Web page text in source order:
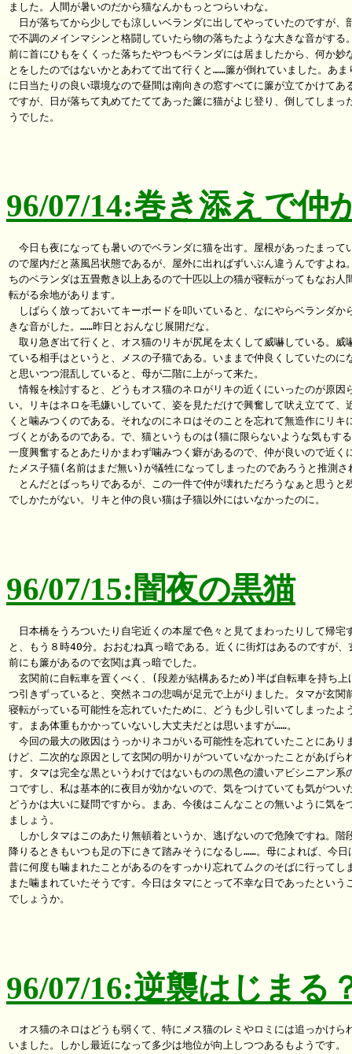
ました。人間が暑いのだから猫なんかもっとつらいわな。
日が落ちてから少しでも涼しいベランダに出してやっていたのですが、
で不調のメインマシンと格闘していたら物の落ちたような大きな音がする
前に首にひもをくくった落ちたやつもベランダには居ましたから、何か妙
とをしたのではないかとあわてて出て行くと……簾が倒れていました。あま
に日当たりの良い環境なので昼間は南向きの窓すべてに簾が立てかけてあ
ですが、日が落ちて丸めてたててあった簾に猫がよじ登り、倒してしまっ
うでした。
96/07/14:巻き添えで仲
今日も夜になっても暑いのでベランダに猫を出す。屋根があったまって
ので屋内だと蒸風呂状態であるが、屋外に出ればずいぶん違うんですよね
ちのベランダは五畳敷き以上あるので十匹以上の猫が寝転がってもなお人
転がる余地があります。
しばらく放っておいてキーボードを叩いていると、なにやらベランダか
きな音がした。……昨日とおんなじ展開だな。
取り急ぎ出て行くと、オス猫のリキが尻尾を太くして威嚇している。威
ている相手はというと、メスの子猫である。いままで仲良くしていたのに
と思いつつ混乱していると、母が二階に上がって来た。
情報を検討すると、どうもオス猫のネロがリキの近くにいったのが原因
い。リキはネロを毛嫌いしていて、姿を見ただけで興奮して吠え立てて、
くと噛みつくのである。それなのにネロはそのことを忘れて無造作にリキ
づくとがあるのである。で、猫というものは(猫に限らないような気もす
一度興奮するとあたりかまわず噛みつく癖があるので、仲が良いので近く
たメス子猫(名前はまだ無い)が犠牲になってしまったのであろうと推測さ
とんだとばっちりであるが、この一件で仲が壊れただろうなぁと思うと
でしかたがない。リキと仲の良い猫は子猫以外にはいなかったのに。
96/07/15:闇夜の黒猫
日本橋をうろついたり自宅近くの本屋で色々と見てまわったりして帰宅
と、もう８時40分。おおむね真っ暗である。近くに街灯はあるのですが、
前にも簾があるので玄関は真っ暗でした。
玄関前に自転車を置くべく、(段差が結構あるため)半ば自転車を持ち上
つ引きずっていると、突然ネコの悲鳴が足元で上がりました。タマが玄関
寝転がっている可能性を忘れていたために、どうも少し引いてしまったよ
す。まあ体重もかかっていないし大丈夫だとは思いますが……。
今回の最大の敗因はうっかりネコがいる可能性を忘れていたことにあり
けど、二次的な原因として玄関の明かりがついていなかったことがあげら
す。タマは完全な黒というわけではないものの黒色の濃いアビシニアン系
コですし、私は基本的に夜目が効かないので、気をつけていても気がつい
どうかは大いに疑問ですから。まあ、今後はこんなことの無いように気を
ましょう。
しかしタマはこのあたり無頓着というか、逃げないので危険ですね。階
降りるときもいつも足の下にきて踏みそうになるし……。母によれば、今日
昔に何度も噛まれたことがあるのをすっかり忘れてムクのそばに行ってし
また噛まれていたそうです。今日はタマにとって不幸な日であったという
でしょうか。
96/07/16:逆襲はじまる
オス猫のネロはどうも弱くて、特にメス猫のレミやロミには追っかけら
いました。しかし最近になって多少は地位が向上しつつあるもようです。